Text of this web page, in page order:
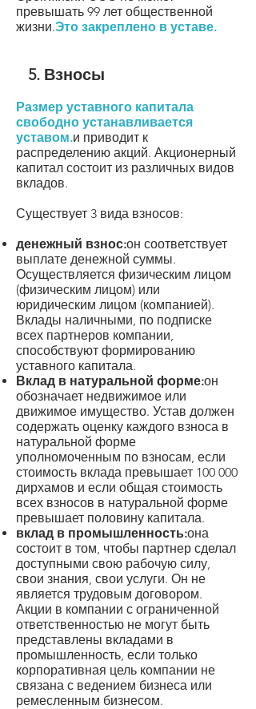
превышать 99 лет общественной
жизни.Это закреплено в уставе.
5. Взносы
Размер уставного капитала
свободно устанавливается
уставом.и приводит к
распределению акций. Акционерный
капитал состоит из различных видов
вкладов.
Существует 3 вида взносов:
денежный взнос:он соответствует
выплате денежной суммы.
Осуществляется физическим лицом
(физическим лицом) или
юридическим лицом (компанией).
Вклады наличными, по подписке
всех партнеров компании,
способствуют формированию
уставного капитала.
Вклад в натуральной форме:он
обозначает недвижимое или
движимое имущество. Устав должен
содержать оценку каждого взноса в
натуральной форме
уполномоченным по взносам, если
стоимость вклада превышает 100 000
дирхамов и если общая стоимость
всех взносов в натуральной форме
превышает половину капитала.
вклад в промышленность:она
состоит в том, чтобы партнер сделал
доступными свою рабочую силу,
свои знания, свои услуги. Он не
является трудовым договором.
Акции в компании с ограниченной
ответственностью не могут быть
представлены вкладами в
промышленность, если только
корпоративная цель компании не
связана с ведением бизнеса или
ремесленным бизнесом.